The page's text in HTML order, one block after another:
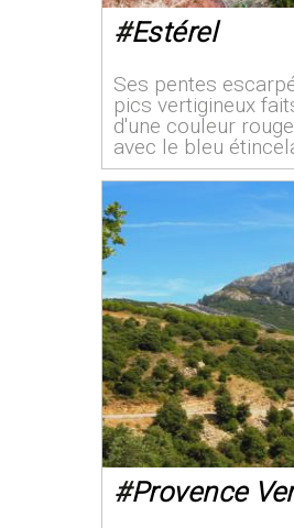
#Estérel
Ses pentes
pics vertigineux
d'une couleur
avec le bleu
#Provence